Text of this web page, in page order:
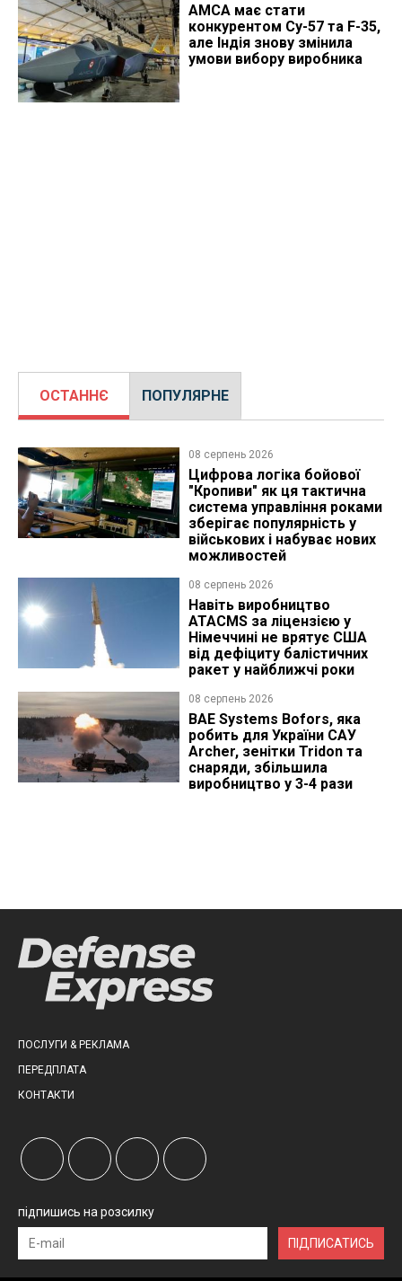
AMCA має стати
конкурентом Су-57 та F-35,
але Індія знову змінила
умови вибору виробника
ОСТАННЄ ПОПУЛЯРНЕ
08 серпень 2026
Цифрова логіка бойової
"Кропиви" як ця тактична
система управління роками
зберігає популярність у
військових і набуває нових
можливостей
08 серпень 2026
Навіть виробництво
ATACMS за ліцензією у
Німеччині не врятує США
від дефіциту балістичних
ракет у найближчі роки
08 серпень 2026
BAE Systems Bofors, яка
робить для України САУ
Archer, зенітки Tridon та
снаряди, збільшила
виробництво у 3-4 рази
ПОСЛУГИ & РЕКЛАМА
ПЕРЕДПЛАТА
КОНТАКТИ
підпишись на розсилку
ПІДПИСАТИСЬ